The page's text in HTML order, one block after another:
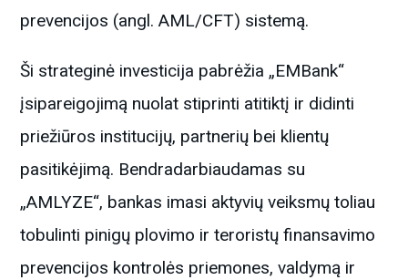
prevencijos (angl. AML/CFT) sistemą.
Ši strateginė investicija pabrėžia „EMBank“
įsipareigojimą nuolat stiprinti atitiktį ir didinti
priežiūros institucijų, partnerių bei klientų
pasitikėjimą. Bendradarbiaudamas su
„AMLYZE“, bankas imasi aktyvių veiksmų toliau
tobulinti pinigų plovimo ir teroristų finansavimo
prevencijos kontrolės priemones, valdymą ir